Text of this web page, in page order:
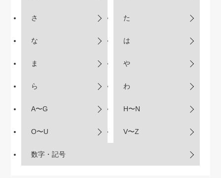
さ た
な は
ま や
ら わ
A〜G H〜N
O〜U V〜Z
数字・記号